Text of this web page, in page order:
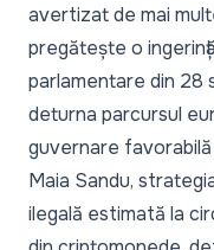
avertizat de mai
pregătește o
parlamentare din 28
deturna parcursul
guvernare favorabilă
Maia Sandu,
ilegală estimată la